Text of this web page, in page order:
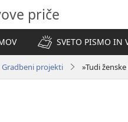
priče
SVETO PISMO IN
Gradbeni projekti »Tudi